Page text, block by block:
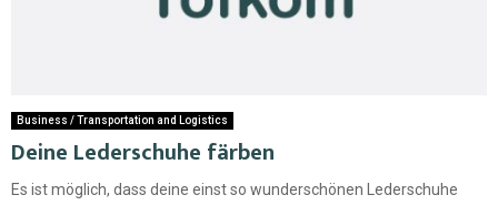
Business / Transportation and Logistics
Deine Lederschuhe färben
Es ist möglich, dass deine einst so wunderschönen Lederschuhe